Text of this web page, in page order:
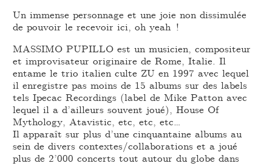
Un immense personnage et une joie non dissimulée
de pouvoir le recevoir ici, oh yeah !
MASSIMO PUPILLO est un musicien, compositeur
et improvisateur originaire de Rome, Italie. Il
entame le trio italien culte ZU en 1997 avec lequel
il enregistre pas moins de 15 albums sur des labels
tels Ipecac Recordings (label de Mike Patton avec
lequel il a d’ailleurs souvent joué), House Of
Mythology, Atavistic, etc, etc, etc…
Il apparaît sur plus d’une cinquantaine albums au
sein de divers contextes/collaborations et a joué
plus de 2’000 concerts tout autour du globe dans